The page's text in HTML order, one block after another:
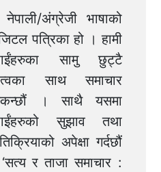
नेपाली/अंग्रेजी भाषाको
पत्रिका हो । हामी
सामु छुट्टै
साथ समाचार
। साथै यसमा
सुझाव तथा
अपेक्षा गर्दछौं
र ताजा समाचार :